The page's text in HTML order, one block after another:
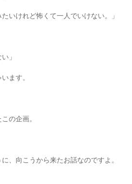
いけれど怖くて一人でいけない。」
」
ます。
の企画。
、向こうから来たお話なのですよ。